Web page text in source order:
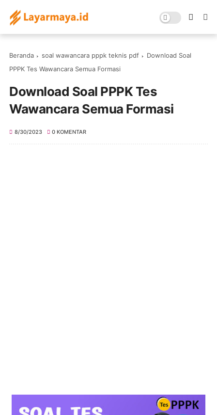
Beranda soal wawancara pppk teknis pdf
Download Soal
PPPK Tes Wawancara Semua Formasi
Download Soal PPPK Tes
Wawancara Semua Formasi
8/30/2023 0 KOMENTAR